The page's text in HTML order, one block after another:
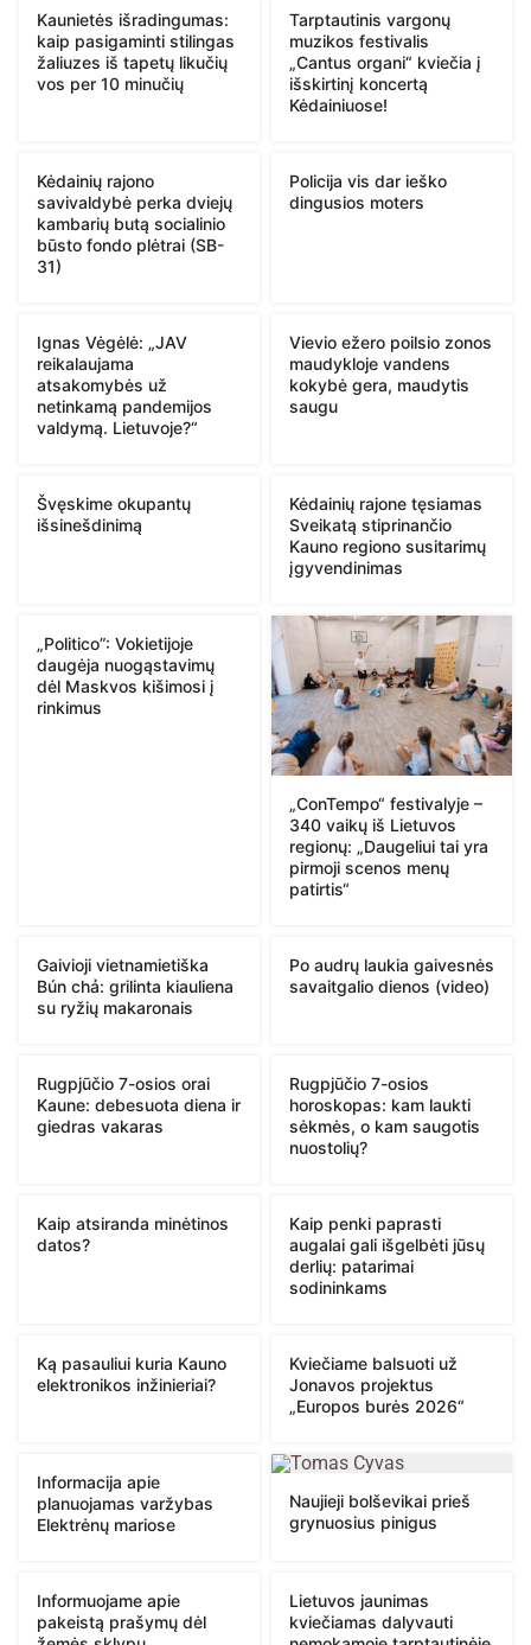
Kaunietės išradingumas:
kaip pasigaminti stilingas
žaliuzes iš tapetų likučių
vos per 10 minučių
Tarptautinis vargonų
muzikos festivalis
„Cantus organi“ kviečia į
išskirtinį koncertą
Kėdainiuose!
Kėdainių rajono
savivaldybė perka dviejų
kambarių butą socialinio
būsto fondo plėtrai (SB-
31)
Policija vis dar ieško
dingusios moters
Ignas Vėgėlė: „JAV
reikalaujama
atsakomybės už
netinkamą pandemijos
valdymą. Lietuvoje?“
Vievio ežero poilsio zonos
maudykloje vandens
kokybė gera, maudytis
saugu
Švęskime okupantų
išsinešdinimą
Kėdainių rajone tęsiamas
Sveikatą stiprinančio
Kauno regiono susitarimų
įgyvendinimas
„Politico”: Vokietijoje
daugėja nuogąstavimų
dėl Maskvos kišimosi į
rinkimus
„ConTempo“ festivalyje –
340 vaikų iš Lietuvos
regionų: „Daugeliui tai yra
pirmoji scenos menų
patirtis“
Gaivioji vietnamietiška
Bún chả: grilinta kiauliena
su ryžių makaronais
Po audrų laukia gaivesnės
savaitgalio dienos (video)
Rugpjūčio 7-osios orai
Kaune: debesuota diena ir
giedras vakaras
Rugpjūčio 7-osios
horoskopas: kam laukti
sėkmės, o kam saugotis
nuostolių?
Kaip atsiranda minėtinos
datos?
Kaip penki paprasti
augalai gali išgelbėti jūsų
derlių: patarimai
sodininkams
Ką pasauliui kuria Kauno
elektronikos inžinieriai?
Kviečiame balsuoti už
Jonavos projektus
„Europos burės 2026“
Informacija apie
planuojamas varžybas
Elektrėnų mariose
Naujieji bolševikai prieš
grynuosius pinigus
Informuojame apie
pakeistą prašymų dėl
Lietuvos jaunimas
kviečiamas dalyvauti